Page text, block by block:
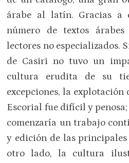
árabe al latín. Gracias a
número de textos
lectores no especializados.
de Casiri no tuvo un
cultura erudita de su
excepciones, la explotación
Escorial fue difícil y
comenzaría un trabajo
y edición de las
otro lado, la cultura